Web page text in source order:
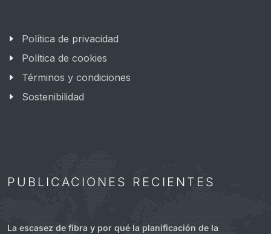
Política de privacidad
Política de cookies
Términos y condiciones
Sostenibilidad
PUBLICACIONES RECIENTES
La escasez de fibra y por qué la planificación de la